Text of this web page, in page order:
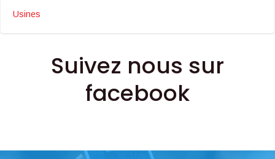
Usines
Suivez nous sur
facebook